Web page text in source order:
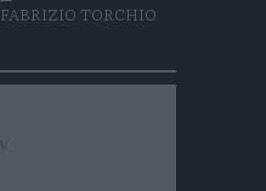
FABRIZIO TORCHIO